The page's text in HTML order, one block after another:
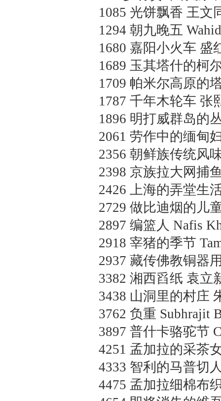
1085 光饼飘香 王文
1294 朝九晚五
1680 嘉阳小火车 盛
1689 玉其塔什的柯
1709 帕米尔高原的
1787 千年木轮车 张
1896 明打威群岛的
2061 劳作中的缅甸
2356 朝鲜族传统风
2398 京族拉大网捕
2426 上海的弄堂生
2729 做比迪烟的儿
2897 编篮人 Nafis
2918 宰猪的季节
2937 藏传佛教铜器
3382 湘西舀纸 袁立
3438 山洞里的村庄
3762 负重 Subhrajit
3897 普什卡骆驼节
4251 孟加拉的采茶
4333 智利的马普切
4475 孟加拉细棉布